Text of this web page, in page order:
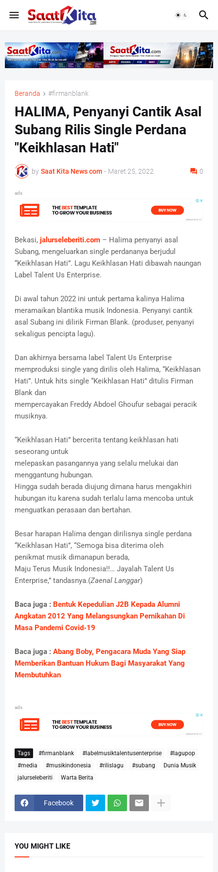
Beranda #firmanblank
HALIMA, Penyanyi Cantik Asal
Subang Rilis Single Perdana
"Keikhlasan Hati"
by Saat Kita News com - Maret 25, 2022 0
ads
Bekasi, jalurseleberiti.com – Halima penyanyi asal
Subang, mengeluarkan single perdananya berjudul
“Keikhlasan Hati”. Lagu Keikhlasan Hati dibawah naungan
Label Talent Us Enterprise.
Di awal tahun 2022 ini untuk pertama kalinya Halima
meramaikan blantika musik Indonesia. Penyanyi cantik
asal Subang ini dilirik Firman Blank. (produser, penyanyi
sekaligus pencipta lagu).
Dan akhirnya bersama label Talent Us Enterprise
memproduksi single yang dirilis oleh Halima, “Keikhlasan
Hati”. Untuk hits single “Keikhlasan Hati” ditulis Firman
Blank dan
mempercayakan Freddy Abdoel Ghoufur sebagai peracik
musiknya.
“Keikhlasan Hati” bercerita tentang keikhlasan hati
seseorang untuk
melepaskan pasangannya yang selalu melukai dan
menggantung hubungan.
Hingga sudah berada diujung dimana harus mengakhiri
hubungan itu karena sudah terlalu lama mencoba untuk
menguatkan perasaan dan bertahan.
Besar harapan Halima dengan dirilisnya single perdana
“Keikhlasan Hati”, “Semoga bisa diterima oleh
penikmat musik dimanapun berada,
Maju Terus Musik Indonesia!!… Jayalah Talent Us
Enterprise,” tandasnya.(Zaenal Langgar)
Baca juga : Bentuk Kepedulian J2B Kepada Alumni
Angkatan 2012 Yang Melangsungkan Pernikahan Di
Masa Pandemi Covid-19
Baca juga : Abang Boby, Pengacara Muda Yang Siap
Memberikan Bantuan Hukum Bagi Masyarakat Yang
Membutuhkan
ads
Tags #firmanblank #labelmusiktalentusenterprise
#lagupop
#media
#musikindonesia #rilislagu #subang
Dunia Musik
jalurseleberiti
Warta Berita
Facebook
YOU MIGHT LIKE